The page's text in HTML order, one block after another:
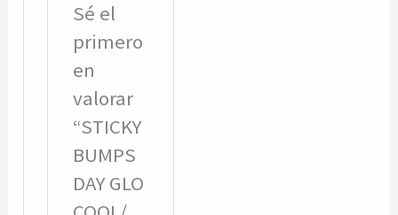
Sé el
primero
en
valorar
“STICKY
BUMPS
DAY GLO